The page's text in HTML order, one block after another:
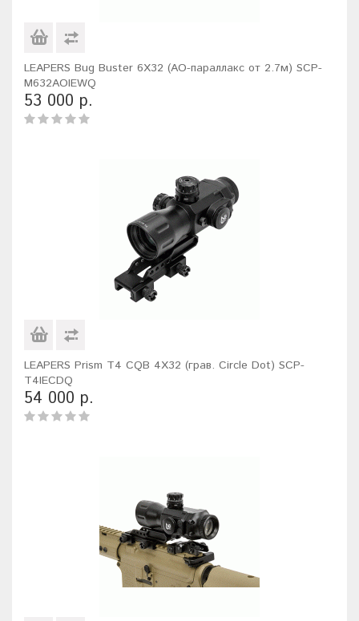
LEAPERS Bug Buster 6X32 (AO-параллакс от 2.7м) SCP-
M632AOIEWQ
53 000 р.
LEAPERS Prism T4 CQB 4X32 (грав. Circle Dot) SCP-
T4IECDQ
54 000 р.